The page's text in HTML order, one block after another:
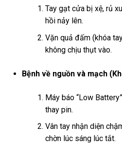
Tay gạt cửa bị xệ, rủ
hồi nảy lên.
Vặn quả đấm (khóa
không chịu thụt vào.
Bệnh về nguồn và mạch
Máy báo “Low
thay pin.
Vân tay nhận diện
chờn lúc sáng lúc tắt.